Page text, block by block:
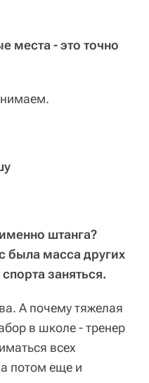
места - это точно
штанга?
была масса других
заняться.
А почему тяжелая
в школе - тренер
всех
потом еще и